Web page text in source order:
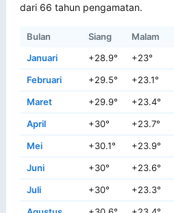
dari 66 tahun pengamatan.
Bulan Siang Malam
Januari
+28.9° +23°
Februari
+29.5° +23.1°
Maret
+29.9° +23.4°
April
+30° +23.7°
Mei
+30.1° +23.9°
Juni
+30° +23.6°
Juli
+30° +23.3°